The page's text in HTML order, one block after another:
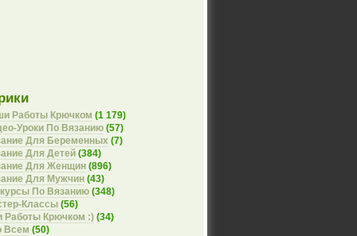
Работы Крючком (1 179)
Уроки По Вязанию (57)
Для Беременных (7)
Для Детей (384)
Для Женщин (896)
Для Мужчин (43)
По Вязанию (348)
Классы (56)
Работы Крючком :) (34)
Всем (50)